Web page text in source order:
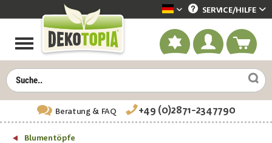
Dekotopia deutsch
SERVICE/HILFE
Beratung& FAQ +49 (0)2871-2347790
Blumentöpfe